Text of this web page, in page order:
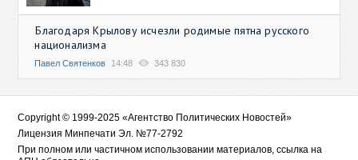
Благодаря Крылову исчезли родимые пятна русского
национализма
Павел Святенков 14:48 343 830
Copyright © 1999-2025 «Агентство Политических Новостей»
Лицензия Минпечати Эл. №77-2792
При полном или частичном использовании материалов, ссылка на